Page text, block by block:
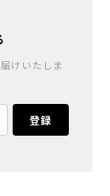
けいたしま
登録